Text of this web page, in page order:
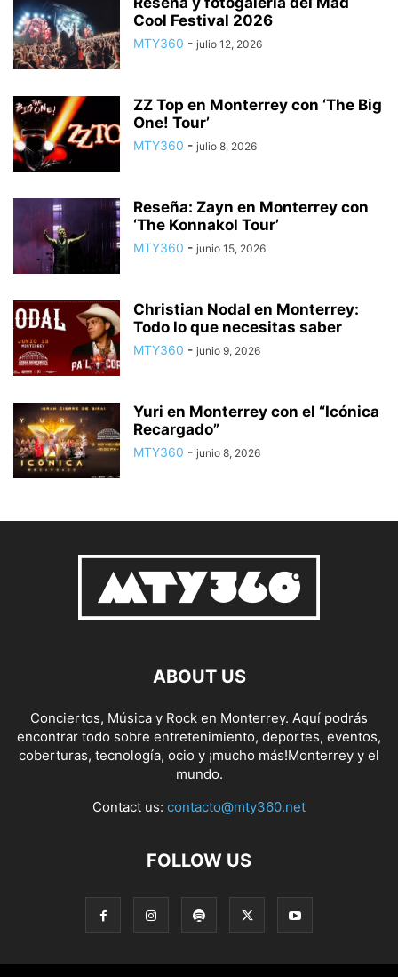
Cool Festival 2026
MTY360 - julio 12, 2026
ZZ Top en Monterrey con ‘The Big
One! Tour’
MTY360 - julio 8, 2026
Reseña: Zayn en Monterrey con
‘The Konnakol Tour’
MTY360 - junio 15, 2026
Christian Nodal en Monterrey:
Todo lo que necesitas saber
MTY360 - junio 9, 2026
Yuri en Monterrey con el “Icónica
Recargado”
MTY360 - junio 8, 2026
ABOUT US
Conciertos, Música y Rock en Monterrey. Aquí podrás
encontrar todo sobre entretenimiento, deportes, eventos,
coberturas, tecnología, ocio y ¡mucho más!Monterrey y el
mundo.
Contact us: contacto@mty360.net
FOLLOW US